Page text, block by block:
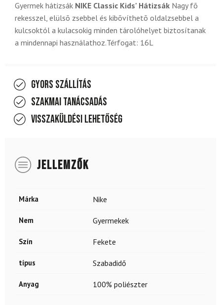
Gyermek hátizsák NIKE Classic Kids' Hátizsák Nagy fõ
rekesszel, elülsõ zsebbel és kibõvíthetõ oldalzsebbel a
kulcsoktól a kulacsokig minden tárolóhelyet biztosítanak
a mindennapi használathoz.Térfogat: 16L
Gyors szállítás
Szakmai tanácsadás
Visszaküldési lehetőség
JELLEMZŐK
Márka Nike
Nem Gyermekek
Szín Fekete
típus Szabadidő
Anyag 100% poliészter